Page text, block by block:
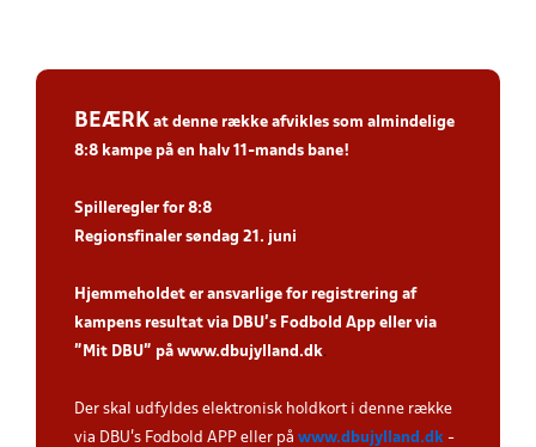
BEÆRK at denne række afvikles som almindelige
8:8 kampe på en halv 11-mands bane!
Spilleregler for 8:8
Regionsfinaler søndag 21. juni
Hjemmeholdet er ansvarlige for registrering af
kampens resultat via DBU’s Fodbold App eller via
”Mit DBU” på www.dbujylland.dk.
Der skal udfyldes elektronisk holdkort i denne række
via DBU's Fodbold APP eller på www.dbujylland.dk -